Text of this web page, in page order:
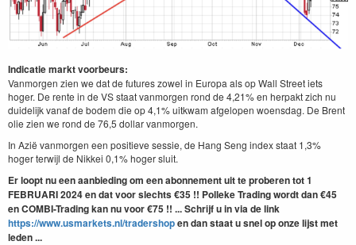
Indicatie markt voorbeurs:
Vanmorgen zien we dat de futures zowel in Europa als op Wall Street iets
hoger. De rente in de VS staat vanmorgen rond de 4,21% en herpakt zich nu
duidelijk vanaf de bodem die op 4,1% uitkwam afgelopen woensdag. De Brent
olie zien we rond de 76,5 dollar vanmorgen.
In Azië vanmorgen een positieve sessie, de Hang Seng index staat 1,3%
hoger terwijl de Nikkei 0,1% hoger sluit.
Er loopt nu een aanbieding om een abonnement uit te proberen tot 1
FEBRUARI 2024 en dat voor slechts €35 !! Polleke Trading wordt dan €45
en COMBI-Trading kan nu voor €75 !! ...Schrijf u in via de link
https://www.usmarkets.nl/tradershopen dan staat u snel op onze lijst met
leden ...